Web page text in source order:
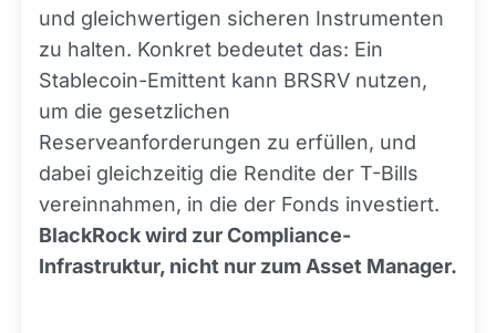
und gleichwertigen sicheren Instrumenten
zu halten. Konkret bedeutet das: Ein
Stablecoin-Emittent kann BRSRV nutzen,
um die gesetzlichen
Reserveanforderungen zu erfüllen, und
dabei gleichzeitig die Rendite der T-Bills
vereinnahmen, in die der Fonds investiert.
BlackRock wird zur Compliance-
Infrastruktur, nicht nur zum Asset Manager.